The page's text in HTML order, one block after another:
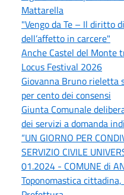
Mattarella
"Vengo da Te – Il diritto
dell’affetto in carcere"
Anche Castel del Monte
Locus Festival 2026
Giovanna Bruno rieletta
per cento dei consensi
Giunta Comunale
dei servizi a domanda
“UN GIORNO PER
SERVIZIO CIVILE
01.2024 - COMUNE di
Toponomastica